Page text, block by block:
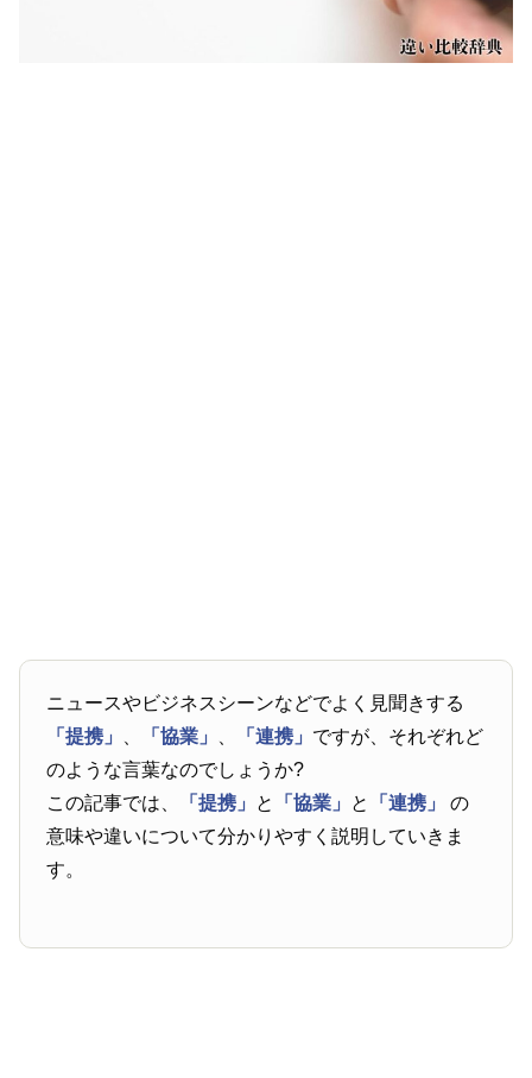
ニュースやビジネスシーンなどでよく見聞きする
「提携」 、 「協業」 、 「連携」 ですが、それぞれど
のような言葉なのでしょうか?
この記事では、
「提携」 と 「協業」 と 「連携」
の
意味や違いについて分かりやすく説明していきま
す。